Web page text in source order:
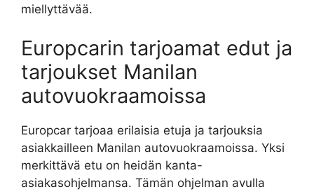
miellyttävää.
Europcarin tarjoamat edut ja
tarjoukset Manilan
autovuokraamoissa
Europcar tarjoaa erilaisia etuja ja tarjouksia
asiakkailleen Manilan autovuokraamoissa. Yksi
merkittävä etu on heidän kanta-
asiakasohjelmansa. Tämän ohjelman avulla